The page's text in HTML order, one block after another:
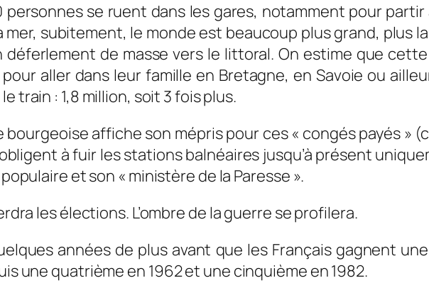
personnes se ruent dans les gares, notamment pour
subitement, le monde est beaucoup plus grand, plus
déferlement de masse vers le littoral. On estime que
aller dans leur famille en Bretagne, en Savoie ou
train : 1,8 million, soit 3 fois plus.
bourgeoise affiche son mépris pour ces « congés payés »
à fuir les stations balnéaires jusqu’à présent
et son « ministère de la Paresse ».
les élections. L’ombre de la guerre se profilera.
années de plus avant que les Français gagnent
une quatrième en 1962 et une cinquième en 1982.